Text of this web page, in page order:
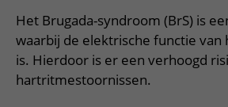
Poliklinieken
Verpleegafdelingen
Onze zorgverleners
Bezoek aan de polikliniek
Opname in het ziekenhuis
Voorbereiding op uw afspraak
Op bezoek in het UMC Utrecht
Apotheek
Contact en route
Spoed
Verwijzers
Het Brugada-syndroom (BrS) is
waarbij de elektrische functie
is. Hierdoor is er een verhoogd
hartritmestoornissen.